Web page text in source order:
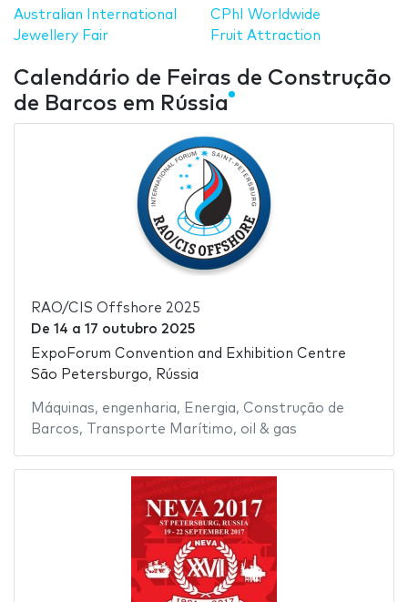
Australian International
Jewellery Fair
CPhI Worldwide
Fruit Attraction
Calendário de Feiras de Construção
de Barcos em Rússia
RAO/CIS Offshore 2025
De 14 a 17 outubro 2025
ExpoForum Convention and Exhibition Centre
São Petersburgo, Rússia
Máquinas, engenharia, Energia, Construção de
Barcos, Transporte Marítimo, oil & gas